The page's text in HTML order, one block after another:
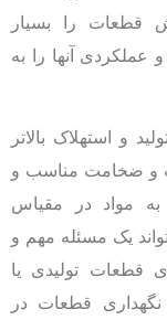
قطعات را بسیار
عملکردی آنها را به
و استهلاک بالاتر
و ضخامت مناسب و
مواد در مقیاس
یک مسئله مهم و
قطعات تولیدی یا
قطعات در